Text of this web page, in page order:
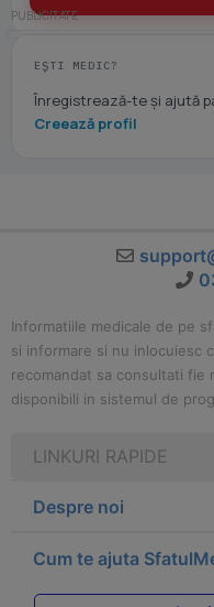
EȘTI MEDIC?
Înregistrează-te și ajută
Creează profil
Informatiile medicale de pe
si informare si nu inlocuiesc
recomandat sa consultati fie
disponibili in sistemul de
LINKURI RAPIDE
Despre noi
Cum te ajuta